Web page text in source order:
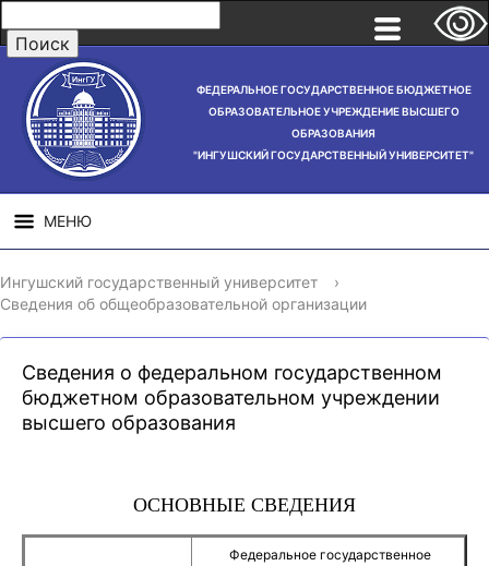
ФЕДЕРАЛЬНОЕ ГОСУДАРСТВЕННОЕ БЮДЖЕТНОЕ
ОБРАЗОВАТЕЛЬНОЕ УЧРЕЖДЕНИЕ ВЫСШЕГО
ОБРАЗОВАНИЯ
"ИНГУШСКИЙ ГОСУДАРСТВЕННЫЙ УНИВЕРСИТЕТ"
МЕНЮ
СВЕДЕНИЯ ОБ
ОБРАЗОВАТЕЛЬНОЙ
ОРГАНИЗАЦИИ
НАУЧНАЯ
ДЕЯТЕЛЬНОСТЬ
Ингушский государственный университет
›
Сведения об общеобразовательной организации
Сведения о федеральном государственном
бюджетном образовательном учреждении
высшего образования
ОСНОВНЫЕ СВЕДЕНИЯ
Федеральное государственное